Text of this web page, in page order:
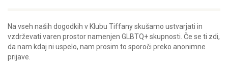
Na vseh naših dogodkih v Klubu Tiffany skušamo ustvarjati in
vzdrževati varen prostor namenjen GLBTQ+ skupnosti. Če se ti zdi,
da nam kdaj ni uspelo, nam prosim to sporoči preko anonimne
prijave.